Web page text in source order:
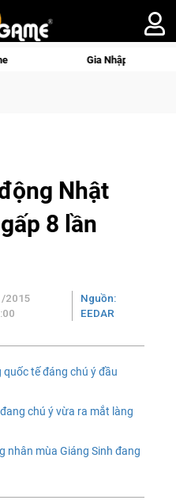
Gia Nhập Closed Beta Norse Saga:
Nhật
8 lần
2015
Nguồn:
EEDAR
tế đáng chú ý đầu
chú ý vừa ra mắt làng
nhân mùa Giáng Sinh đang